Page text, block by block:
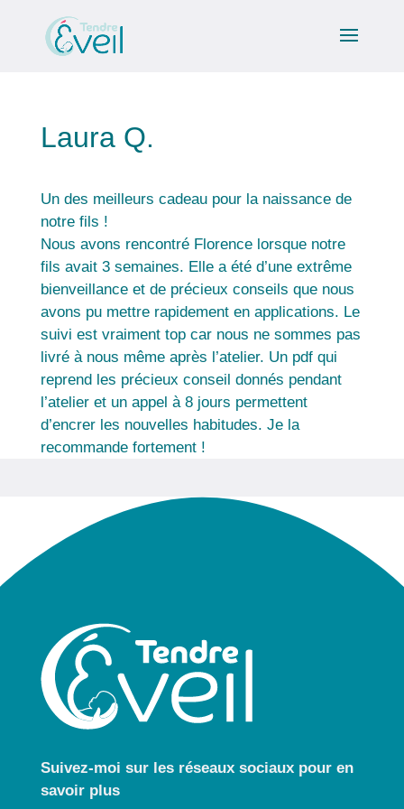
Laura Q.
Un des meilleurs cadeau pour la naissance de
notre fils !
Nous avons rencontré Florence lorsque notre
fils avait 3 semaines. Elle a été d’une extrême
bienveillance et de précieux conseils que nous
avons pu mettre rapidement en applications. Le
suivi est vraiment top car nous ne sommes pas
livré à nous même après l’atelier. Un pdf qui
reprend les précieux conseil donnés pendant
l’atelier et un appel à 8 jours permettent
d’encrer les nouvelles habitudes. Je la
recommande fortement !
Suivez-moi sur les réseaux sociaux pouren
savoir plus